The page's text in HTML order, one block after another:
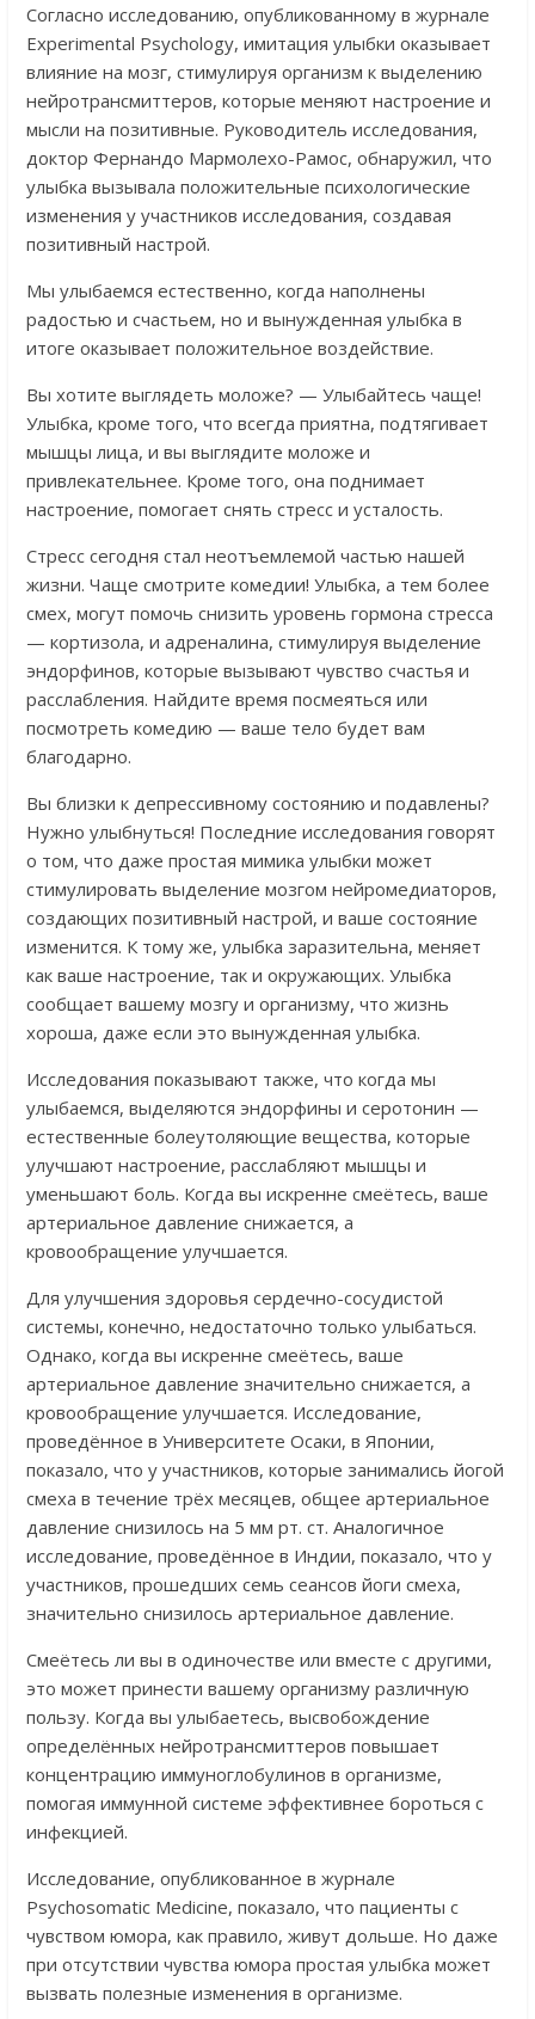
Согласно исследованию, опубликованному в журнале
Experimental Psychology, имитация улыбки оказывает
влияние на мозг, стимулируя организм к выделению
нейротрансмиттеров, которые меняют настроение и
мысли на позитивные. Руководитель исследования,
доктор Фернандо Мармолехо-Рамос, обнаружил, что
улыбка вызывала положительные психологические
изменения у участников исследования, создавая
позитивный настрой.
Мы улыбаемся естественно, когда наполнены
радостью и счастьем, но и вынужденная улыбка в
итоге оказывает положительное воздействие.
Вы хотите выглядеть моложе? — Улыбайтесь чаще!
Улыбка, кроме того, что всегда приятна, подтягивает
мышцы лица, и вы выглядите моложе и
привлекательнее. Кроме того, она поднимает
настроение, помогает снять стресс и усталость.
Стресс сегодня стал неотъемлемой частью нашей
жизни. Чаще смотрите комедии! Улыбка, а тем более
смех, могут помочь снизить уровень гормона стресса
— кортизола, и адреналина, стимулируя выделение
эндорфинов, которые вызывают чувство счастья и
расслабления. Найдите время посмеяться или
посмотреть комедию — ваше тело будет вам
благодарно.
Вы близки к депрессивному состоянию и подавлены?
Нужно улыбнуться! Последние исследования говорят
о том, что даже простая мимика улыбки может
стимулировать выделение мозгом нейромедиаторов,
создающих позитивный настрой, и ваше состояние
изменится. К тому же, улыбка заразительна, меняет
как ваше настроение, так и окружающих. Улыбка
сообщает вашему мозгу и организму, что жизнь
хороша, даже если это вынужденная улыбка.
Исследования показывают также, что когда мы
улыбаемся, выделяются эндорфины и серотонин —
естественные болеутоляющие вещества, которые
улучшают настроение, расслабляют мышцы и
уменьшают боль. Когда вы искренне смеётесь, ваше
артериальное давление снижается, а
кровообращение улучшается.
Для улучшения здоровья сердечно-сосудистой
системы, конечно, недостаточно только улыбаться.
Однако, когда вы искренне смеётесь, ваше
артериальное давление значительно снижается, а
кровообращение улучшается. Исследование,
проведённое в Университете Осаки, в Японии,
показало, что у участников, которые занимались йогой
смеха в течение трёх месяцев, общее артериальное
давление снизилось на 5 мм рт. ст. Аналогичное
исследование, проведённое в Индии, показало, что у
участников, прошедших семь сеансов йоги смеха,
значительно снизилось артериальное давление.
Смеётесь ли вы в одиночестве или вместе с другими,
это может принести вашему организму различную
пользу. Когда вы улыбаетесь, высвобождение
определённых нейротрансмиттеров повышает
концентрацию иммуноглобулинов в организме,
помогая иммунной системе эффективнее бороться с
инфекцией.
Исследование, опубликованное в журнале
Psychosomatic Medicine, показало, что пациенты с
чувством юмора, как правило, живут дольше. Но даже
при отсутствии чувства юмора простая улыбка может
вызвать полезные изменения в организме.